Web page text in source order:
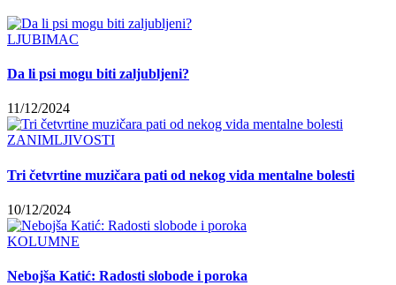
LJUBIMAC
Da li psi mogu biti zaljubljeni?
11/12/2024
ZANIMLJIVOSTI
Tri četvrtine muzičara pati od nekog vida mentalne bolesti
10/12/2024
KOLUMNE
Nebojša Katić: Radosti slobode i poroka